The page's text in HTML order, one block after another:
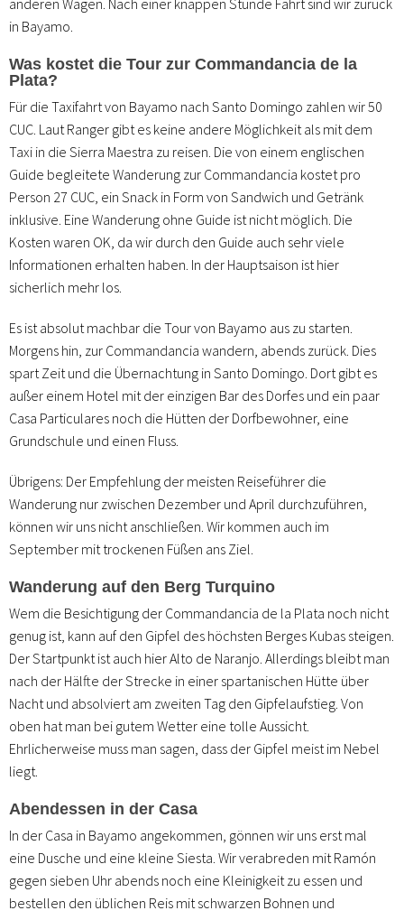
anderen Wagen. Nach einer knappen Stunde Fahrt sind wir zurück
in Bayamo.
Was kostet die Tour zur Commandancia de la
Plata?
Für die Taxifahrt von Bayamo nach Santo Domingo zahlen wir 50
CUC. Laut Ranger gibt es keine andere Möglichkeit als mit dem
Taxi in die Sierra Maestra zu reisen. Die von einem englischen
Guide begleitete Wanderung zur Commandancia kostet pro
Person 27 CUC, ein Snack in Form von Sandwich und Getränk
inklusive. Eine Wanderung ohne Guide ist nicht möglich. Die
Kosten waren OK, da wir durch den Guide auch sehr viele
Informationen erhalten haben. In der Hauptsaison ist hier
sicherlich mehr los.
Es ist absolut machbar die Tour von Bayamo aus zu starten.
Morgens hin, zur Commandancia wandern, abends zurück. Dies
spart Zeit und die Übernachtung in Santo Domingo. Dort gibt es
außer einem Hotel mit der einzigen Bar des Dorfes und ein paar
Casa Particulares noch die Hütten der Dorfbewohner, eine
Grundschule und einen Fluss.
Übrigens: Der Empfehlung der meisten Reiseführer die
Wanderung nur zwischen Dezember und April durchzuführen,
können wir uns nicht anschließen. Wir kommen auch im
September mit trockenen Füßen ans Ziel.
Wanderung auf den Berg Turquino
Wem die Besichtigung der Commandancia de la Plata noch nicht
genug ist, kann auf den Gipfel des höchsten Berges Kubas steigen.
Der Startpunkt ist auch hier Alto de Naranjo. Allerdings bleibt man
nach der Hälfte der Strecke in einer spartanischen Hütte über
Nacht und absolviert am zweiten Tag den Gipfelaufstieg. Von
oben hat man bei gutem Wetter eine tolle Aussicht.
Ehrlicherweise muss man sagen, dass der Gipfel meist im Nebel
liegt.
Abendessen in der Casa
In der Casa in Bayamo angekommen, gönnen wir uns erst mal
eine Dusche und eine kleine Siesta. Wir verabreden mit Ramón
gegen sieben Uhr abends noch eine Kleinigkeit zu essen und
bestellen den üblichen Reis mit schwarzen Bohnen und